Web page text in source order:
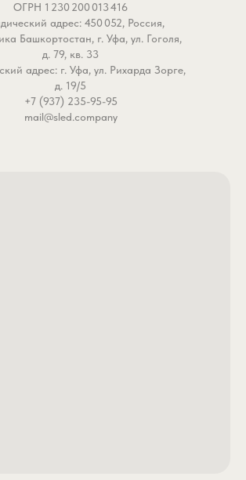
ОГРН 1 230 200 013 416
адрес: 450 052, Россия,
Башкортостан, г. Уфа, ул. Гоголя,
д. 79, кв. 33
адрес: г. Уфа, ул. Рихарда Зорге,
д. 19/5
+7 (937) 235-95-95
mail@sled.company